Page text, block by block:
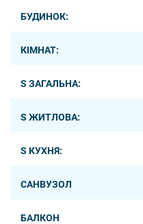
БУДИНОК:
КІМНАТ:
S ЗАГАЛЬНА:
S ЖИТЛОВА:
S КУХНЯ:
САНВУЗОЛ
БАЛКОН